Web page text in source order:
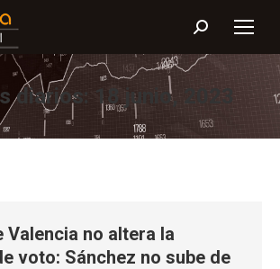
Buscar:
diarios: 18 junio, 2023
Valencia no altera la
voto: Sánchez no sube de